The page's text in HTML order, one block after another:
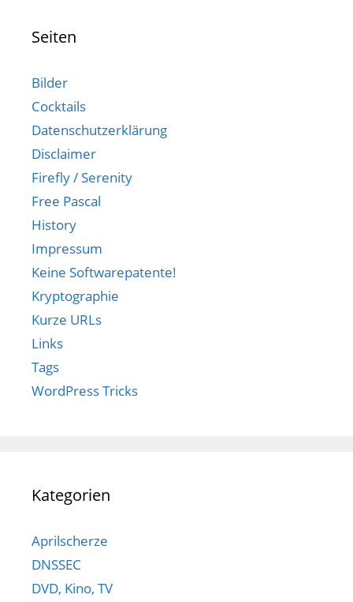
Seiten
Bilder
Cocktails
Datenschutzerklärung
Disclaimer
Firefly / Serenity
Free Pascal
History
Impressum
Keine Softwarepatente!
Kryptographie
Kurze URLs
Links
Tags
WordPress Tricks
Kategorien
Aprilscherze
DNSSEC
DVD, Kino, TV